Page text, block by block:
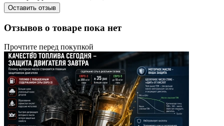
Оставить отзыв
Отзывов о товаре пока нет
Прочтите перед покупкой